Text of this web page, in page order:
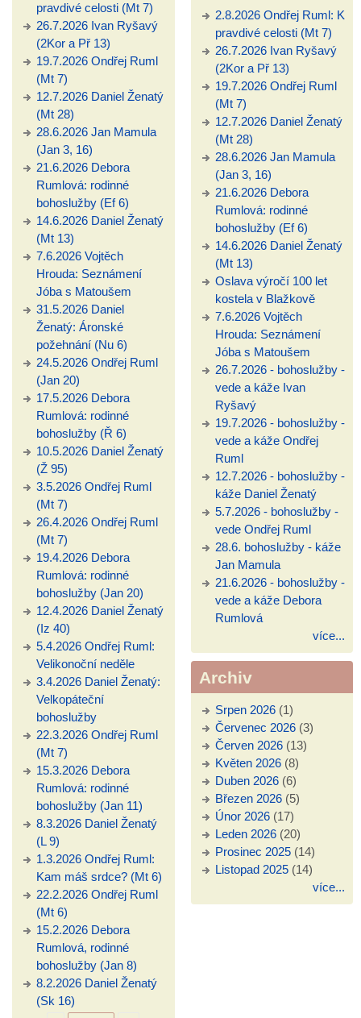
pravdivé celosti (Mt 7)
26.7.2026 Ivan Ryšavý
(2Kor a Př 13)
19.7.2026 Ondřej Ruml
(Mt 7)
12.7.2026 Daniel Ženatý
(Mt 28)
28.6.2026 Jan Mamula
(Jan 3, 16)
21.6.2026 Debora
Rumlová: rodinné
bohoslužby (Ef 6)
14.6.2026 Daniel Ženatý
(Mt 13)
7.6.2026 Vojtěch
Hrouda: Seznámení
Jóba s Matoušem
31.5.2026 Daniel
Ženatý: Áronské
požehnání (Nu 6)
24.5.2026 Ondřej Ruml
(Jan 20)
17.5.2026 Debora
Rumlová: rodinné
bohoslužby (Ř 6)
10.5.2026 Daniel Ženatý
(Ž 95)
3.5.2026 Ondřej Ruml
(Mt 7)
26.4.2026 Ondřej Ruml
(Mt 7)
19.4.2026 Debora
Rumlová: rodinné
bohoslužby (Jan 20)
12.4.2026 Daniel Ženatý
(Iz 40)
5.4.2026 Ondřej Ruml:
Velikonoční neděle
3.4.2026 Daniel Ženatý:
Velkopáteční
bohoslužby
22.3.2026 Ondřej Ruml
(Mt 7)
15.3.2026 Debora
Rumlová: rodinné
bohoslužby (Jan 11)
8.3.2026 Daniel Ženatý
(L 9)
1.3.2026 Ondřej Ruml:
Kam máš srdce? (Mt 6)
22.2.2026 Ondřej Ruml
(Mt 6)
15.2.2026 Debora
Rumlová, rodinné
bohoslužby (Jan 8)
8.2.2026 Daniel Ženatý
(Sk 16)
2.8.2026 Ondřej Ruml: K
pravdivé celosti (Mt 7)
26.7.2026 Ivan Ryšavý
(2Kor a Př 13)
19.7.2026 Ondřej Ruml
(Mt 7)
12.7.2026 Daniel Ženatý
(Mt 28)
28.6.2026 Jan Mamula
(Jan 3, 16)
21.6.2026 Debora
Rumlová: rodinné
bohoslužby (Ef 6)
14.6.2026 Daniel Ženatý
(Mt 13)
Oslava výročí 100 let
kostela v Blažkově
7.6.2026 Vojtěch
Hrouda: Seznámení
Jóba s Matoušem
26.7.2026 - bohoslužby -
vede a káže Ivan
Ryšavý
19.7.2026 - bohoslužby -
vede a káže Ondřej
Ruml
12.7.2026 - bohoslužby -
káže Daniel Ženatý
5.7.2026 - bohoslužby -
vede Ondřej Ruml
28.6. bohoslužby - káže
Jan Mamula
21.6.2026 - bohoslužby -
vede a káže Debora
Rumlová
více...
Archiv
Srpen 2026(1)
Červenec 2026(3)
Červen 2026(13)
Květen 2026(8)
Duben 2026(6)
Březen 2026(5)
Únor 2026(17)
Leden 2026(20)
Prosinec 2025(14)
Listopad 2025(14)
více...